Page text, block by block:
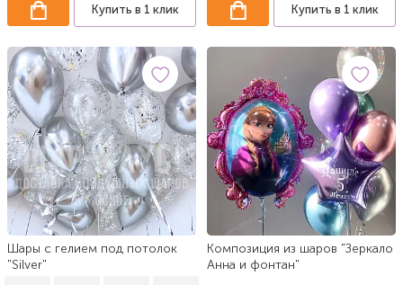
Купить в 1 клик Купить в 1 клик
Шары с гелием под потолок
"Silver"
Композиция из шаров "Зеркало
Анна и фонтан"